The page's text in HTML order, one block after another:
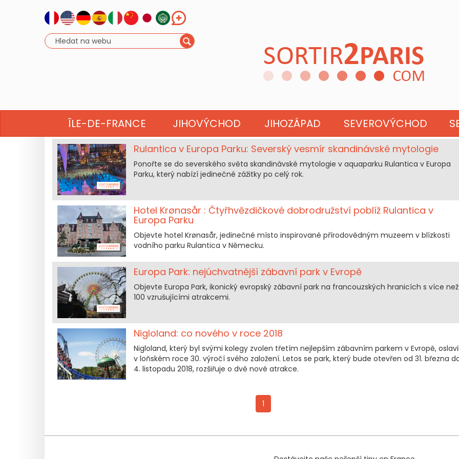
ÎLE-DE-FRANCE JIHOVÝCHOD JIHOZÁPAD SEVEROVÝCHOD
ZÁBAVNÍ PARK
Rulantica v Europa Parku: Severský vesmír skandinávské mytologie
Ponořte se do severského světa skandinávské mytologie v aquaparku Rulantica v Europa
Parku, který nabízí jedinečné zážitky po celý rok.
Hotel Krønasår : Čtyřhvězdičkové dobrodružství poblíž Rulantica v
Europa Parku
Objevte hotel Krønasår, jedinečné místo inspirované přírodovědným muzeem v blízkosti
vodního parku Rulantica v Německu.
Europa Park: nejúchvatnější zábavní park v Evropě
Objevte Europa Park, ikonický evropský zábavní park na francouzských hranicích s více než
100 vzrušujícími atrakcemi.
Nigloland: co nového v roce 2018
Nigloland, který byl svými kolegy zvolen třetím nejlepším zábavním parkem v Evropě,
v loňském roce 30. výročí svého založení. Letos se park, který bude otevřen od 31. března
4. listopadu 2018, rozšiřuje o dvě nové atrakce.
1